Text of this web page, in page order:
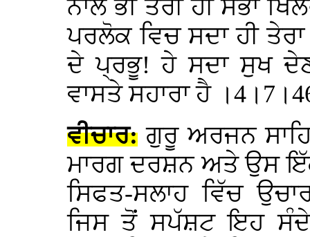
ਨਾਲ ਭੀ ਤੇਰੀ ਹੀ ਸੋਭਾ
ਪਰਲੋਕ ਵਿਚ ਸਦਾ ਹੀ
ਦੇ ਪ੍ਰਭੂ! ਹੇ ਸਦਾ ਸੁਖ
ਵਾਸਤੇ ਸਹਾਰਾ ਹੈ
ਵੀਚਾਰ: ਗੁਰੂ ਅਰਜਨ
ਮਾਰਗ ਦਰਸ਼ਨ ਅਤੇ ਉਸ
ਸਿਫਤ-ਸਲਾਹ ਵਿੱਚ
ਜਿਸ ਤੋਂ ਸਪੱਸ਼ਟ ਇਹ